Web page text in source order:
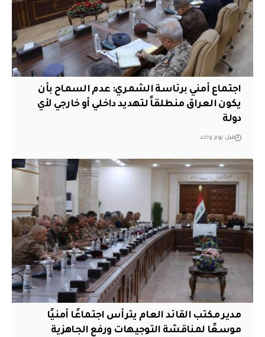
اجتماع أمني برئاسة الشمري: عدم السماح بأن
يكون العراق منطلقاً لتهديد داخلي أو خارجي لأي
دولة
قبل يوم واحد
مدير مكتب القائد العام يترأس اجتماعًا أمنيًا
موسعًا لمناقشة التوجيهات ورفع الجاهزية